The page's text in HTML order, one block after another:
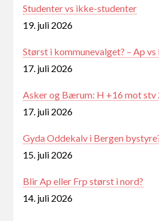
Studenter vs ikke-studenter
19. juli 2026
Størst i kommunevalget? – Ap vs
17. juli 2026
Asker og Bærum: H +16 mot stv
17. juli 2026
Gyda Oddekalv i Bergen
15. juli 2026
Blir Ap eller Frp størst i nord?
14. juli 2026